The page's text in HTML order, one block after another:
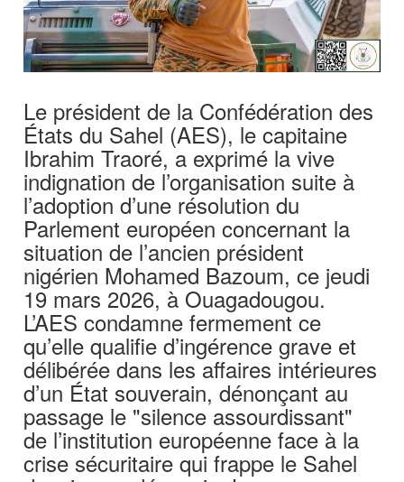
Le président de la Confédération des
États du Sahel (AES), le capitaine
Ibrahim Traoré, a exprimé la vive
indignation de l’organisation suite à
l’adoption d’une résolution du
Parlement européen concernant la
situation de l’ancien président
nigérien Mohamed Bazoum, ce jeudi
19 mars 2026, à Ouagadougou.
L’AES condamne fermement ce
qu’elle qualifie d’ingérence grave et
délibérée dans les affaires intérieures
d’un État souverain, dénonçant au
passage le "silence assourdissant"
de l’institution européenne face à la
crise sécuritaire qui frappe le Sahel